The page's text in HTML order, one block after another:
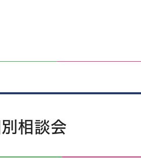
相談会